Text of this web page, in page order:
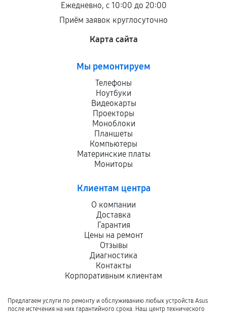
Ежедневно, с 10:00 до 20:00
Приём заявок круглосуточно
Карта сайта
Мы ремонтируем
Телефоны
Ноутбуки
Видеокарты
Проекторы
Моноблоки
Планшеты
Компьютеры
Материнские платы
Мониторы
Клиентам центра
О компании
Доставка
Гарантия
Цены на ремонт
Отзывы
Диагностика
Контакты
Корпоративным клиентам
Предлагаем услуги по ремонту и обслуживанию любых устройств Asus
после истечения на них гарантийного срока. Наш центр технического